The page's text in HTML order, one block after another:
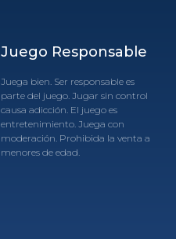
Juego Responsable
Juega bien. Ser responsable es
parte del juego. Jugar sin control
causa adicción. El juego es
entretenimiento. Juega con
moderación. Prohibida la venta a
menores de edad.